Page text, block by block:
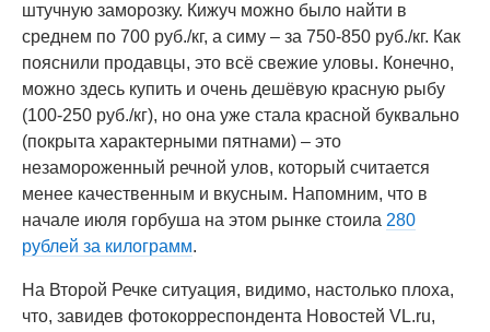
штучную заморозку. Кижуч можно было найти в
среднем по 700 руб./кг, а симу – за 750-850 руб./кг. Как
пояснили продавцы, это всё свежие уловы. Конечно,
можно здесь купить и очень дешёвую красную рыбу
(100-250 руб./кг), но она уже стала красной буквально
(покрыта характерными пятнами) – это
незамороженный речной улов, который считается
менее качественным и вкусным. Напомним, что в
начале июля горбуша на этом рынке стоила 280
рублей за килограмм.
На Второй Речке ситуация, видимо, настолько плоха,
что, завидев фотокорреспондента Новостей VL.ru,